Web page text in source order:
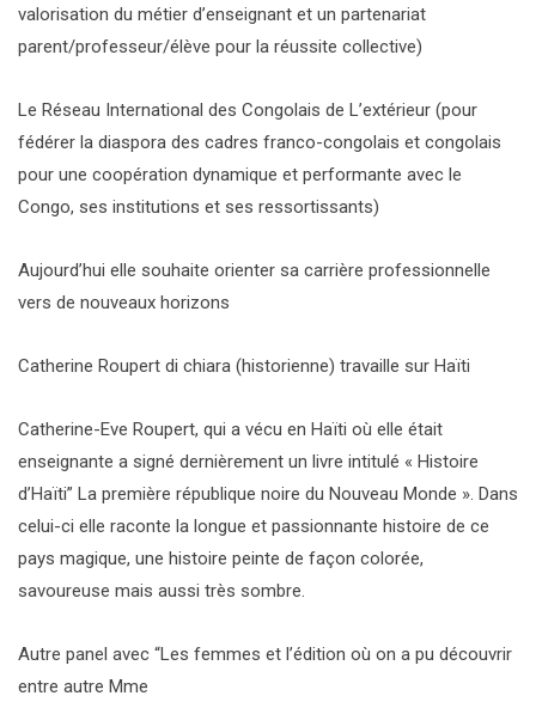
valorisation du métier d’enseignant et un partenariat
parent/professeur/élève pour la réussite collective)
Le Réseau International des Congolais de L’extérieur (pour
fédérer la diaspora des cadres franco-congolais et congolais
pour une coopération dynamique et performante avec le
Congo, ses institutions et ses ressortissants)
Aujourd’hui elle souhaite orienter sa carrière professionnelle
vers de nouveaux horizons
Catherine Roupert di chiara (historienne) travaille sur Haïti
Catherine-Eve Roupert, qui a vécu en Haïti où elle était
enseignante a signé dernièrement un livre intitulé « Histoire
d’Haïti” La première république noire du Nouveau Monde ». Dans
celui-ci elle raconte la longue et passionnante histoire de ce
pays magique, une histoire peinte de façon colorée,
savoureuse mais aussi très sombre.
Autre panel avec “Les femmes et l’édition où on a pu découvrir
entre autre Mme